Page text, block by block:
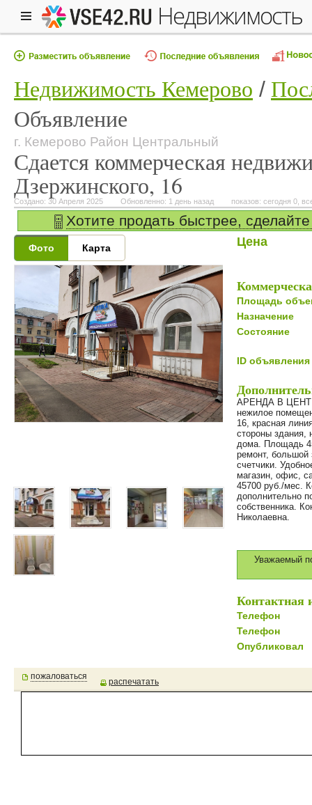
недвижимость
Недвижимость Кемерово
Объявление
г. Кемерово Район Центральный
Сдается коммерческая
Дзержинского, 16
Создано: 30 Апреля 2025 Обновленно: 1 день назад показов: сегодня 0,
Хотите продать быстрее,
Фото Карта Цена
Площадь
Назначение
Состояние
ID объявления
АРЕНДА В
нежилое
16, красная
стороны здания,
дома. Площадь
ремонт, большой
счетчики.
магазин, офис,
45700 руб./мес.
дополнительно
собственника.
Николаевна.
Уважаемый
Контактная
Телефон
Телефон
Опубликовал
распечатать
пожаловаться